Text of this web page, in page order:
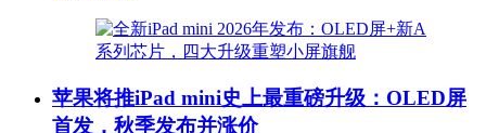
苹果将推iPad mini史上最重磅升级：OLED屏
首发，秋季发布并涨价